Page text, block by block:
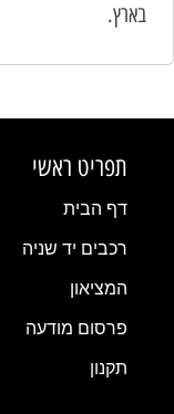
בארץ.
תפריט ראשי
דף הבית
רכבים יד שניה
המציאון
פרסום מודעה
תקנון